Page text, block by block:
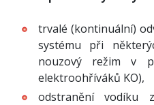
trvalé (kontinuální)
systému při
nouzový režim v
elektroohříváků KO),
odstranění vodíku